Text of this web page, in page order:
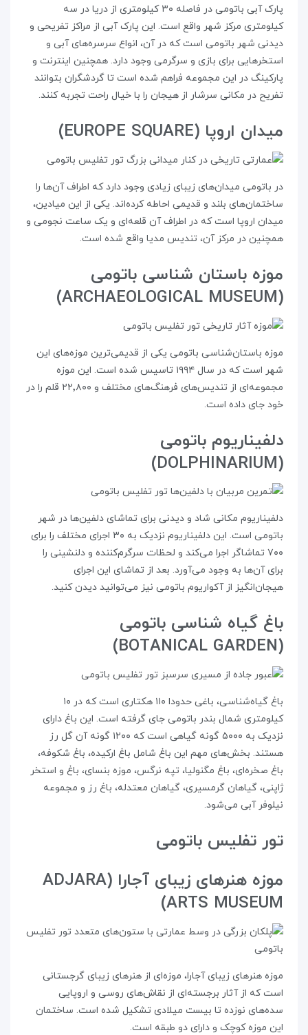
پارک آبی باتومی در فاصله ۳۰ کیلومتری از دریا در سه
کیلومتری مرکز شهر واقع است. این پارک آبی از مراکز تفریحی و
دیدنی شهر باتومی است که در آن، انواع سرسره‌های آبی و
استخرهایی برای بازی و سرگرمی وجود دارد. همچنین اینترنت و
پارکینگ در این مجموعه فراهم شده است تا گردشگران بتوانند
تفریح در مکانی سرشار از هیجان را با خیال راحت تجربه کنند.
میدان اروپا (EUROPE SQUARE)
در باتومی میدان‌های زیبای زیادی وجود دارد که اطراف آن‌ها را
ساختمان‌های بلند و قدیمی احاطه کرده‌اند. یکی از این میادین،
میدان اروپا است که در اطراف آن قلعه‌ای و یک ساعت نجومی و
همچنین در مرکز آن، تندیس مدیا واقع شده است.
موزه باستان شناسی باتومی
(ARCHAEOLOGICAL MUSEUM)
موزه باستان‌شناسی باتومی یکی از قدیمی‌ترین موزه‌های این
شهر است که در سال ۱۹۹۴ تاسیس شده است. این موزه
مجموعه‌ای از تندیس‌های فرهنگ‌های مختلف و ۲۲٬۸۰۰ قلم را در
خود جای داده است.
دلفیناریوم باتومی
(DOLPHINARIUM)
دلفیناریوم مکانی شاد و دیدنی برای تماشای دلفین‌ها در شهر
باتومی است. این دلفیناریوم نزدیک به ۳۰ اجرای مختلف را برای
۷۰۰ تماشاگر اجرا می‌کند و لحظات سرگرم‌کننده و دلنشینی را
برای آن‌ها به‌ وجود می‌آورد. بعد از تماشای این اجرای
هیجان‌انگیز از آکواریوم باتومی نیز می‌توانید دیدن کنید.
باغ گیاه شناسی باتومی
(BOTANICAL GARDEN)
باغ گیاه‌شناسی، باغی حدودا ۱۱۰ هکتاری است که در ۱۰
کیلومتری شمال بندر باتومی جای گرفته است. این باغ دارای
نزدیک به ۵۰۰۰ گونه گیاهی است که ۱۲۰۰ گونه آن گل رز
هستند. بخش‌های مهم این باغ شامل باغ ارکیده، باغ شکوفه،
باغ صخره‌ای، باغ مگنولیا، تپه نرگس، موزه بنسای، باغ و استخر
ژاپنی، گیاهان گرمسیری، گیاهان معتدله، باغ رز و مجموعه
نیلوفر آبی می‌شود.
تور تفلیس باتومی
موزه هنرهای زیبای آجارا (ADJARA
ARTS MUSEUM)
موزه هنرهای زیبای آجارا، موزه‌ای از هنرهای زیبای گرجستانی
است که از آثار برجسته‌ای از نقاش‌های روسی و اروپایی
سده‌های نوزده تا بیست میلادی تشکیل شده است. ساختمان
این موزه کوچک و دارای دو طبقه است.